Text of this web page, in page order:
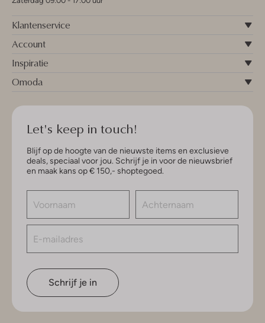
Klantenservice
Account
Inspiratie
Omoda
Let's keep in touch!
Blijf op de hoogte van de nieuwste items en exclusieve
deals, speciaal voor jou. Schrijf je in voor de nieuwsbrief
en maak kans op € 150,- shoptegoed.
Schrijf je in